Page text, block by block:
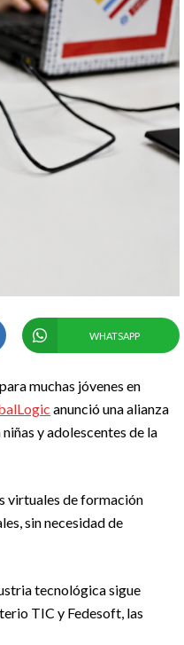
WHATSAPP
muchas jóvenes en
anunció una alianza
y adolescentes de la
virtuales de formación
sin necesidad de
tecnológica sigue
TIC y Fedesoft, las